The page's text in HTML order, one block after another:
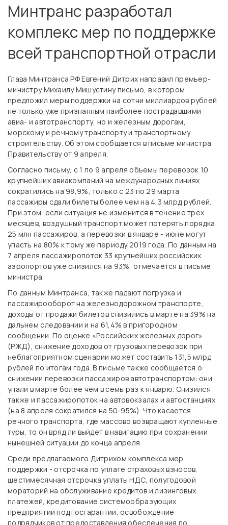
Минтранс разработал
комплекс мер по поддержке
всей транспортной отрасли
Глава Минтранса РФ Евгений Дитрих направил премьер-
министру Михаилу Мишустину письмо, в котором
предложил меры поддержки на сотни миллиардов рублей
не только уже признанным наиболее пострадавшими
авиа- и автотранспорту, но и железным дорогам,
морскому и речному транспорту и транспортному
строительству. Об этом сообщается в письме министра
Правительству от 9 апреля.
Согласно письму, с 1 по 9 апреля объемы перевозок 10
крупнейших авиакомпаний на международных линиях
сократились на 98,9%, только с 23 по 29 марта
пассажиры сдали билеты более чем на 4,3 млрд рублей.
При этом, если ситуация не изменится в течение трех
месяцев, воздушный транспорт может потерять порядка
25 млн пассажиров, а перевозки в январе - июне могут
упасть на 80% к тому же периоду 2019 года. По данным на
7 апреля пассажиропоток 33 крупнейших российских
аэропортов уже снизился на 93%, отмечается в письме
министра.
По данным Минтранса, также падают погрузка и
пассажирооборот на железнодорожном транспорте,
доходы от продажи билетов снизились в марте на 39% на
дальнем следовании и на 61,4% в пригородном
сообщении. По оценке «Российских железных дорог»
(РЖД), снижение доходов от грузовых перевозок при
неблагоприятном сценарии может составить 131,5 млрд
рублей по итогам года. В письме также сообщается о
снижении перевозки пассажиров автотранспортом: они
упали в марте более чем в семь раз к январю. Снизился
также и пассажиропоток на автовокзалах и автостанциях
(на 8 апреля сократился на 50-95%). Что касается
речного транспорта, где массово возвращают купленные
туры, то он вряд ли выйдет в навигацию при сохранении
нынешней ситуации до конца апреля.
Среди предлагаемого Дитрихом комплекса мер
поддержки - отсрочка по уплате страховых взносов,
шестимесячная отсрочка уплаты НДС, полугодовой
мораторий на обслуживание кредитов и лизинговых
платежей, кредитование системообразующих
предприятий под госгарантии, освобождение
подрядчиков от предоставления обеспечения по